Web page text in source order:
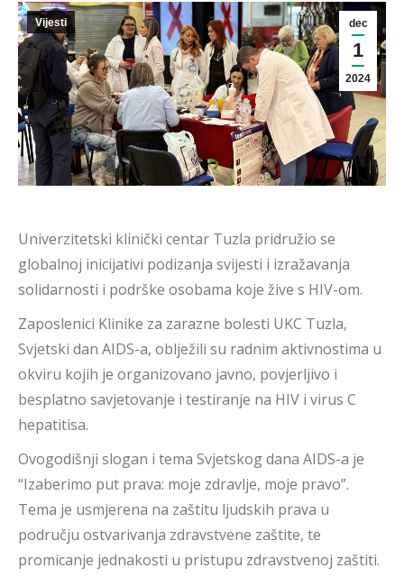
dec
1
2024
Vijesti
Univerzitetski klinički centar Tuzla pridružio se
globalnoj inicijativi podizanja svijesti i izražavanja
solidarnosti i podrške osobama koje žive s HIV-om.
Zaposlenici Klinike za zarazne bolesti UKC Tuzla,
Svjetski dan AIDS-a, oblježili su radnim aktivnostima u
okviru kojih je organizovano javno, povjerljivo i
besplatno savjetovanje i testiranje na HIV i virus C
hepatitisa.
Ovogodišnji slogan i tema Svjetskog dana AIDS-a je
“Izaberimo put prava: moje zdravlje, moje pravo”.
Tema je usmjerena na zaštitu ljudskih prava u
području ostvarivanja zdravstvene zaštite, te
promicanje jednakosti u pristupu zdravstvenoj zaštiti.